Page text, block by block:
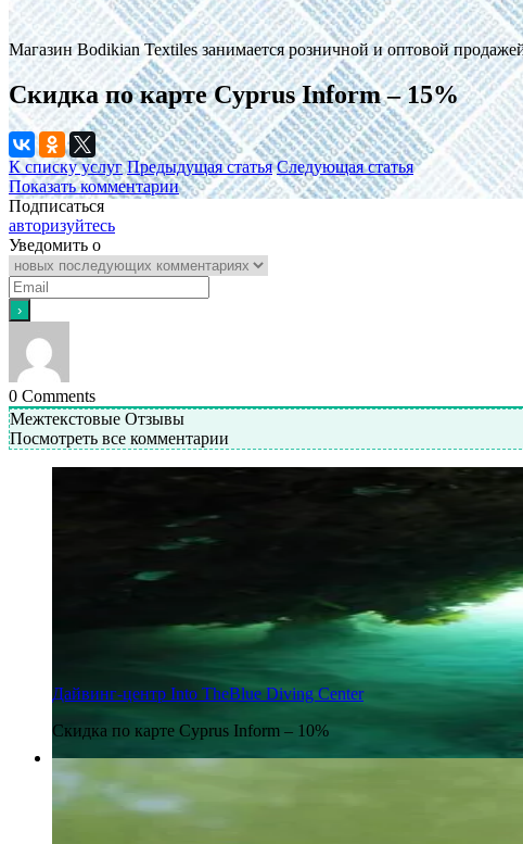
Магазин Bodikian Textiles занимается розничной и оптовой
Скидка по карте Cyprus Inform – 15%
К списку услуг Предыдущая статья Следующая статья
Показать комментарии
Подписаться
авторизуйтесь
Уведомить о
0 Comments
Межтекстовые Отзывы
Посмотреть все комментарии
8 мая 2017
Дайвинг-центр Into TheBlue Diving Center
Скидка по карте Cyprus Inform – 10%